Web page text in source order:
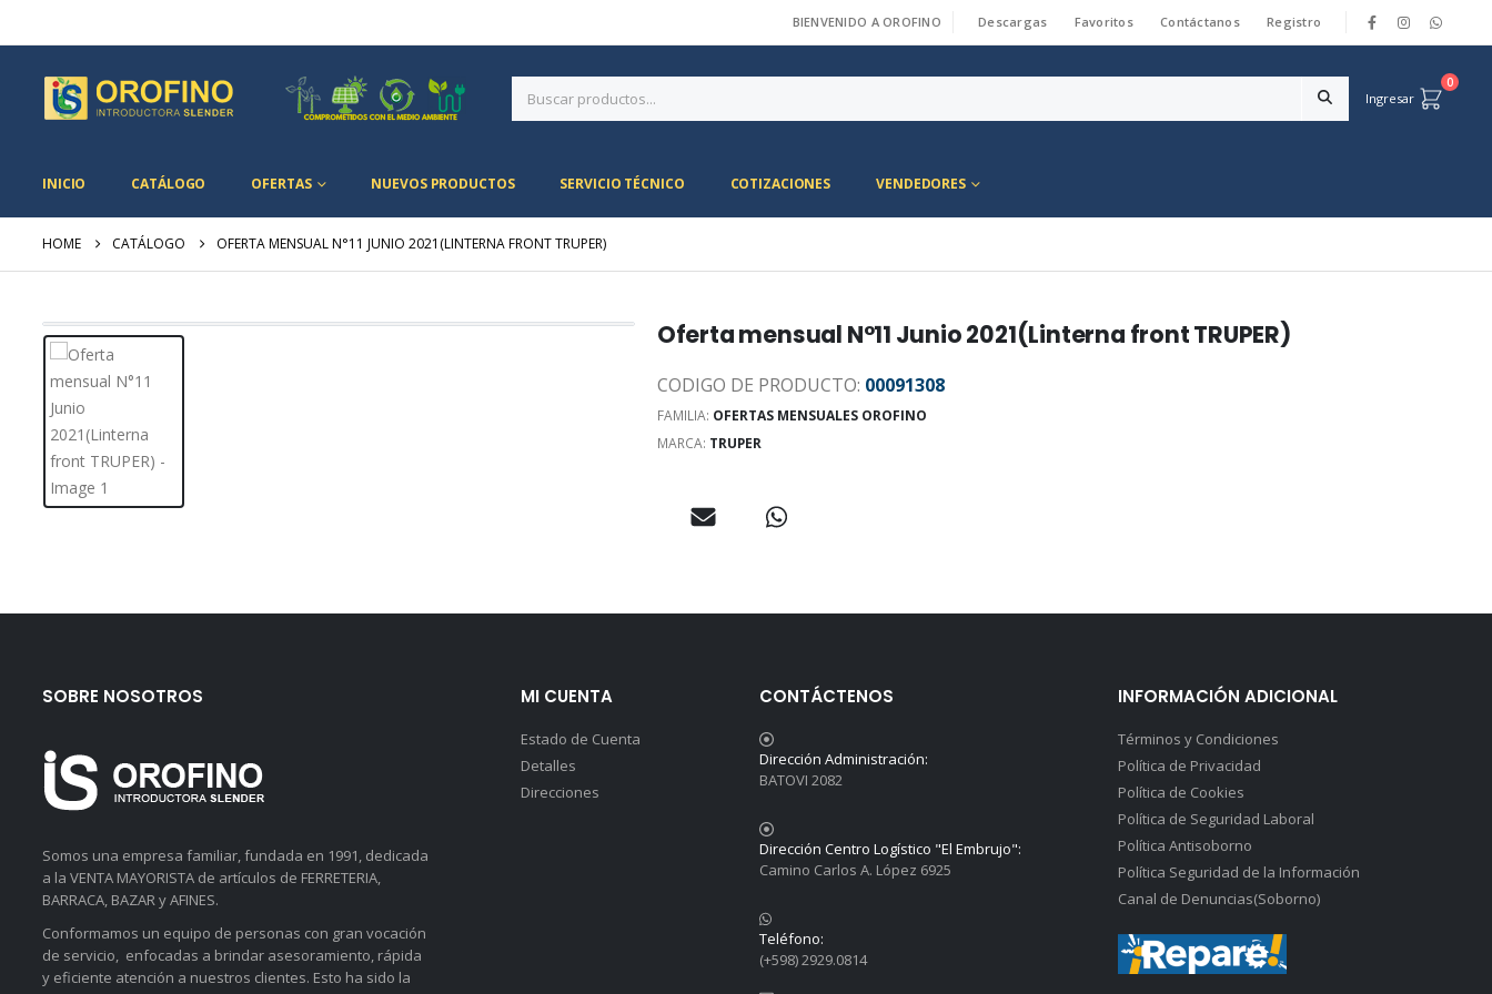
BIENVENIDO A OROFINO Descargas Favoritos Contáctanos Registro
Ingresar
0
INICIO CATÁLOGO OFERTAS NUEVOS PRODUCTOS SERVICIO TÉCNICO COTIZACIONES VENDEDORES
HOME CATÁLOGO OFERTA MENSUAL N°11 JUNIO 2021(LINTERNA FRONT TRUPER)
Oferta mensual N°11 Junio 2021(Linterna front TRUPER)
CODIGO DE PRODUCTO: 00091308
FAMILIA: OFERTAS MENSUALES OROFINO
MARCA: TRUPER
SOBRE NOSOTROS
Somos una empresa familiar, fundada en 1991, dedicada
a la VENTA MAYORISTA de artículos de FERRETERIA,
BARRACA, BAZAR y AFINES.
Conformamos un equipo de personas con gran vocación
de servicio, enfocadas a brindar asesoramiento, rápida
y eficiente atención a nuestros clientes. Esto ha sido la
MI CUENTA
Estado de Cuenta
Detalles
Direcciones
CONTÁCTENOS
Dirección Administración:
BATOVI 2082
Dirección Centro Logístico "El Embrujo":
Camino Carlos A. López 6925
Teléfono:
(+598) 2929.0814
INFORMACIÓN ADICIONAL
Términos y Condiciones
Política de Privacidad
Política de Cookies
Política de Seguridad Laboral
Política Antisoborno
Política Seguridad de la Información
Canal de Denuncias(Soborno)